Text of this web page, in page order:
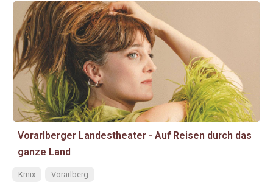
Vorarlberger Landestheater - Auf Reisen durch das
ganze Land
Kmix Vorarlberg